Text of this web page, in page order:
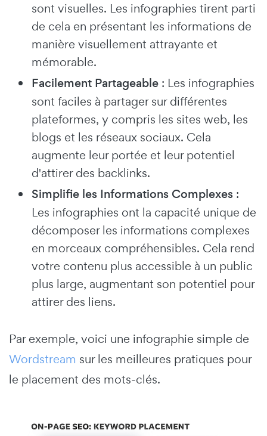
sont visuelles. Les infographies tirent parti
de cela en présentant les informations de
manière visuellement attrayante et
mémorable.
Facilement Partageable : Les infographies
sont faciles à partager sur différentes
plateformes, y compris les sites web, les
blogs et les réseaux sociaux. Cela
augmente leur portée et leur potentiel
d'attirer des backlinks.
Simplifie les Informations Complexes :
Les infographies ont la capacité unique de
décomposer les informations complexes
en morceaux compréhensibles. Cela rend
votre contenu plus accessible à un public
plus large, augmentant son potentiel pour
attirer des liens.
Par exemple, voici une infographie simple de
Wordstream sur les meilleures pratiques pour
le placement des mots-clés.